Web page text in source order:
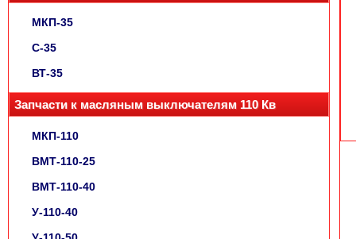
МКП-35
С-35
ВТ-35
Запчасти к масляным выключателям 110 Кв
МКП-110
ВМТ-110-25
ВМТ-110-40
У-110-40